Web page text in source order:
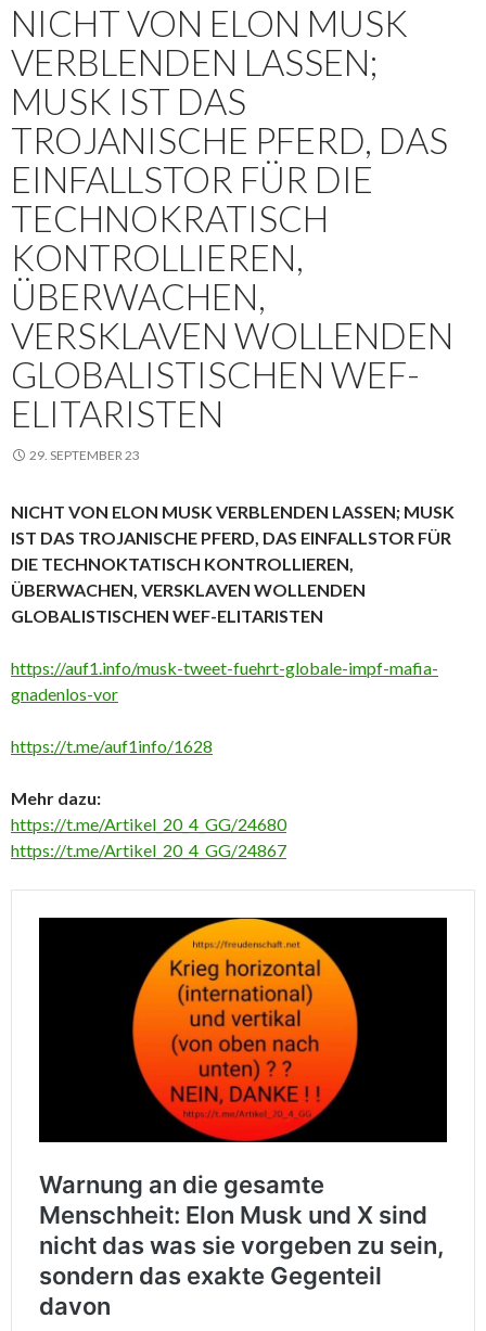
NICHT VON ELON MUSK
VERBLENDEN LASSEN;
MUSK IST DAS
TROJANISCHE PFERD, DAS
EINFALLSTOR FÜR DIE
TECHNOKRATISCH
KONTROLLIEREN,
ÜBERWACHEN,
VERSKLAVEN WOLLENDEN
GLOBALISTISCHEN WEF-
ELITARISTEN
29. SEPTEMBER 23
NICHT VON ELON MUSK VERBLENDEN LASSEN; MUSK
IST DAS TROJANISCHE PFERD, DAS EINFALLSTOR FÜR
DIE TECHNOKTATISCH KONTROLLIEREN,
ÜBERWACHEN, VERSKLAVEN WOLLENDEN
GLOBALISTISCHEN WEF-ELITARISTEN
https://auf1.info/musk-tweet-fuehrt-globale-impf-mafia-
gnadenlos-vor
https://t.me/auf1info/1628
Mehr dazu:
https://t.me/Artikel_20_4_GG/24680
https://t.me/Artikel_20_4_GG/24867